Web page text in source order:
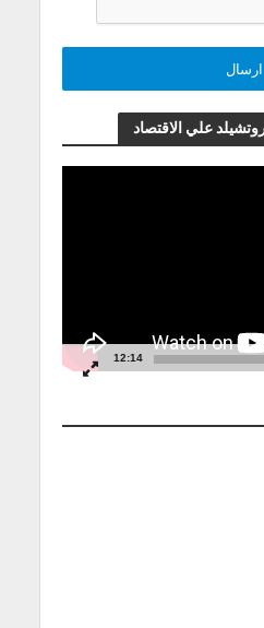
علي الاقتصاد
12:14